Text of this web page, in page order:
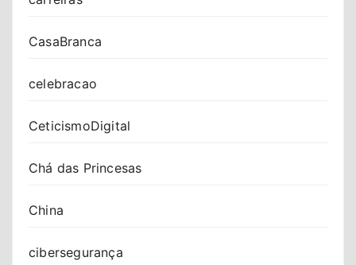
CasaBranca
celebracao
CeticismoDigital
Chá das Princesas
China
cibersegurança